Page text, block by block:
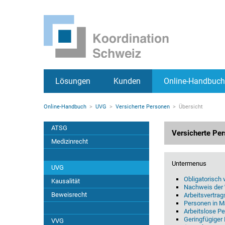
Versicherte Personen
Obligatorisch Versicherte
Arbeitsvertragsähnlich
Massnahmen der IV
Arbeitslose Personen
Geringfügiger Lohn
Wichtige Seiten
Hauptnavigation
Lösungen Kunden Online-Handbuch
Rootline Navigation
Online-Handbuch UVG Versicherte Personen Übersicht
Hauptinhalt
Subnavigation
ATSG
Medizinrecht
UVG
Kausalität
Beweisrecht
VVG
Versicherte
Untermenus
Obligatorisch
Nachweis
Personen in
Arbeitslose
Geringfügiger